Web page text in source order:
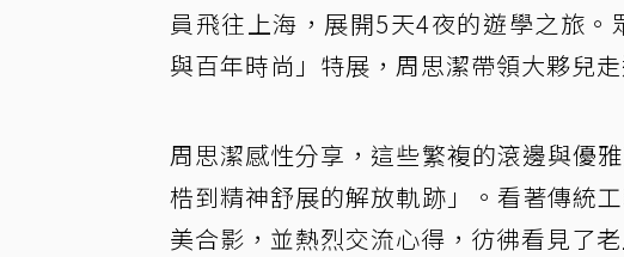
員飛往上海，展開5天4夜的遊學之旅
與百年時尚」特展，周思潔帶領大夥兒
周思潔感性分享，這些繁複的滾邊與優
梏到精神舒展的解放軌跡」。看著傳統
美合影，並熱烈交流心得，彷彿看見了